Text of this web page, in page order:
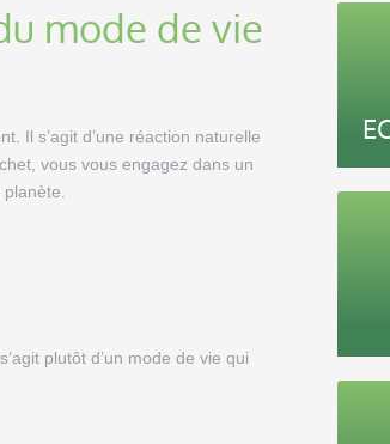
mode de vie
Il s’agit d’une réaction naturelle
vous vous engagez dans un
plutôt d’un mode de vie qui